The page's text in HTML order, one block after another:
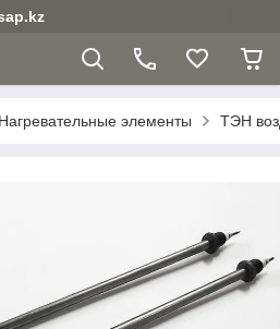
Нагревательные элементы ТЭН